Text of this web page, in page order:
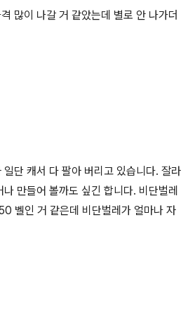
많이 나갈 거 같았는데 별로 안 나가더
단 캐서 다 팔아 버리고 있습니다. 잘라
만들어 볼까도 싶긴 합니다. 비단벌레
벨인 거 같은데 비단벌레가 얼마나 자